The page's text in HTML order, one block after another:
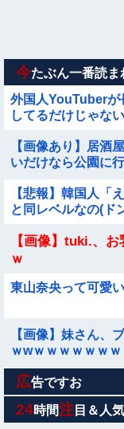
今たぶん一番読ま
外国人YouTuberが
してるだけじゃな
【画像あり】居酒
いだけなら公園に
【悲報】韓国人「
と同レベルなの(ド
【画像】tuki.、
ｗ
東山奈央って可愛
【画像】妹さん、
ｗwｗｗｗｗｗｗ
林瑠奈ちゃんのぬ
46】他
広告ですお
24時間注 目＆人